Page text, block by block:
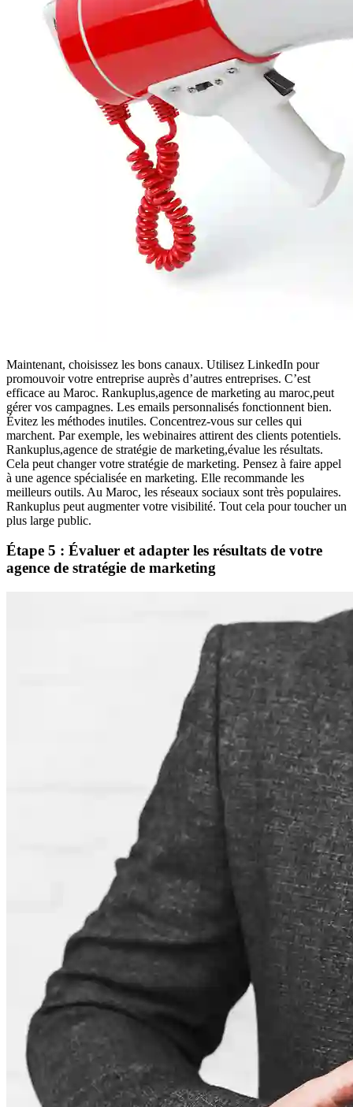
Maintenant, choisissez les bons canaux. Utilisez LinkedIn pour
promouvoir votre entreprise auprès d’autres entreprises. C’est
efficace au Maroc. Rankuplus,agence de marketing au maroc,peut
gérer vos campagnes. Les emails personnalisés fonctionnent bien.
Évitez les méthodes inutiles. Concentrez-vous sur celles qui
marchent. Par exemple, les webinaires attirent des clients potentiels.
Rankuplus,agence de stratégie de marketing,évalue les résultats.
Cela peut changer votre stratégie de marketing. Pensez à faire appel
à une agence spécialisée en marketing. Elle recommande les
meilleurs outils. Au Maroc, les réseaux sociaux sont très populaires.
Rankuplus peut augmenter votre visibilité. Tout cela pour toucher un
plus large public.
Étape 5 : Évaluer et adapter les résultats de votre
agence de stratégie de marketing